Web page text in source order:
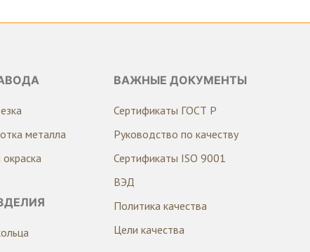
металла
ВАЖНЫЕ ДОКУМЕНТЫ
Сертификаты ГОСТ Р
Руководство по качеству
Сертификаты ISO 9001
ВЭД
Политика качества
Цели качества